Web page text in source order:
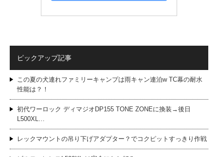
ピックアップ記事
この夏の犬連れファミリーキャンプは雨キャン連泊w TC幕の耐水
性能は？！
初代ワーロック ディマジオDP155 TONE ZONEに換装→後日
L500XL…
レックマウントの吊り下げアダプター？でコクピットすっきり作戦